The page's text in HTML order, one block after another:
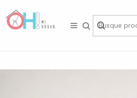
Inicio Packs de Asientos Sillas en Pack
Pack de 2 Sillas Crossback Top